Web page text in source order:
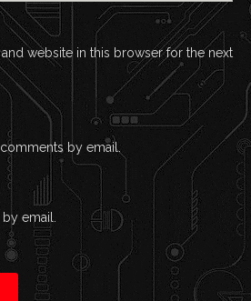
website in this browser for the next
by email.
email.